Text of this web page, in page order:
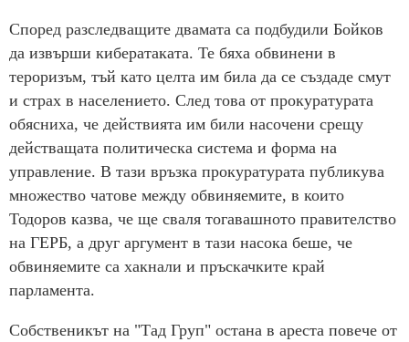
Според разследващите двамата са подбудили Бойков
да извърши кибератаката. Те бяха обвинени в
тероризъм, тъй като целта им била да се създаде смут
и страх в населението. След това от прокуратурата
обясниха, че действията им били насочени срещу
действащата политическа система и форма на
управление. В тази връзка прокуратурата публикува
множество чатове между обвиняемите, в които
Тодоров казва, че ще сваля тогавашното правителство
на ГЕРБ, а друг аргумент в тази насока беше, че
обвиняемите са хакнали и пръскачките край
парламента.
Собственикът на "Тад Груп" остана в ареста повече от